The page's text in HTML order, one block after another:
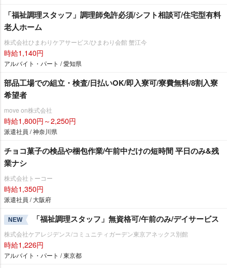
「福祉調理スタッフ」調理師免許必須/シフト相談可/住宅型有料
老人ホーム
株式会社ひまわりケアサービス/ひまわり会館 蟹江今
時給1,140円
アルバイト・パート / 愛知県
部品工場での組立・検査/日払いOK/即入寮可/寮費無料/8割入寮
希望者
move on株式会社
時給1,800円～2,250円
派遣社員 / 神奈川県
チョコ菓子の検品や梱包作業/午前中だけの短時間 平日のみ&残
業ナシ
株式会社トーコー
時給1,350円
派遣社員 / 大阪府
NEW 「福祉調理スタッフ」無資格可/午前のみ/デイサービス
株式会社ケアレジデンス/コミュニティガーデン東京アネックス別館
時給1,226円
アルバイト・パート / 東京都